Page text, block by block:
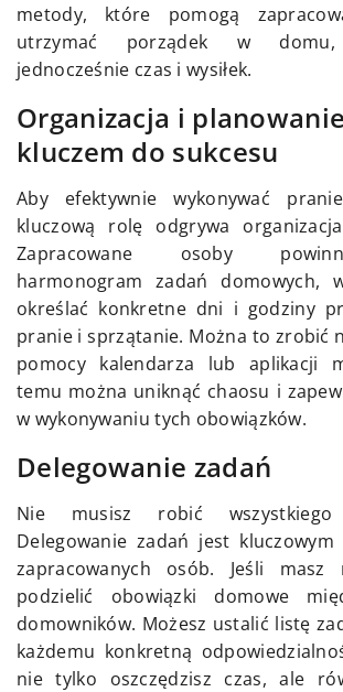
metody, które pomogą
utrzymać porządek w domu,
jednocześnie czas i wysiłek.
Organizacja i
kluczem do sukcesu
Aby efektywnie wykonywać
kluczową rolę odgrywa
Zapracowane osoby
harmonogram zadań domowych,
określać konkretne dni i godziny
pranie i sprzątanie. Można to zrobić
pomocy kalendarza lub aplikacji
temu można uniknąć chaosu i
w wykonywaniu tych obowiązków.
Delegowanie zadań
Nie musisz robić wszystkiego
Delegowanie zadań jest
zapracowanych osób. Jeśli masz
podzielić obowiązki domowe
domowników. Możesz ustalić listę
każdemu konkretną
nie tylko oszczędzisz czas, ale